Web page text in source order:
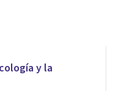
y la